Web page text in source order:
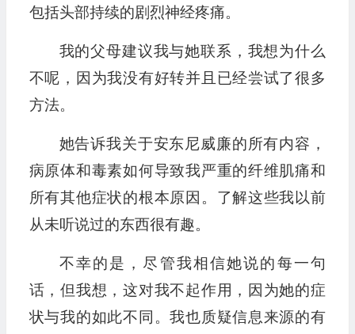
包括头部持续的剧烈神经疼痛。
我的父母建议我与她联系，我想为什么
不呢，因为我没有好转并且已经尝试了很多
方法。
她告诉我关于安东尼威廉的所有内容，
病原体和毒素如何导致我严重的纤维肌痛和
所有其他症状的根本原因。了解这些我以前
从未听说过的东西很有趣。
不幸的是，尽管我相信她说的每一句
话，但我想，这对我不起作用，因为她的症
状与我的如此不同。我也质疑信息来源的有